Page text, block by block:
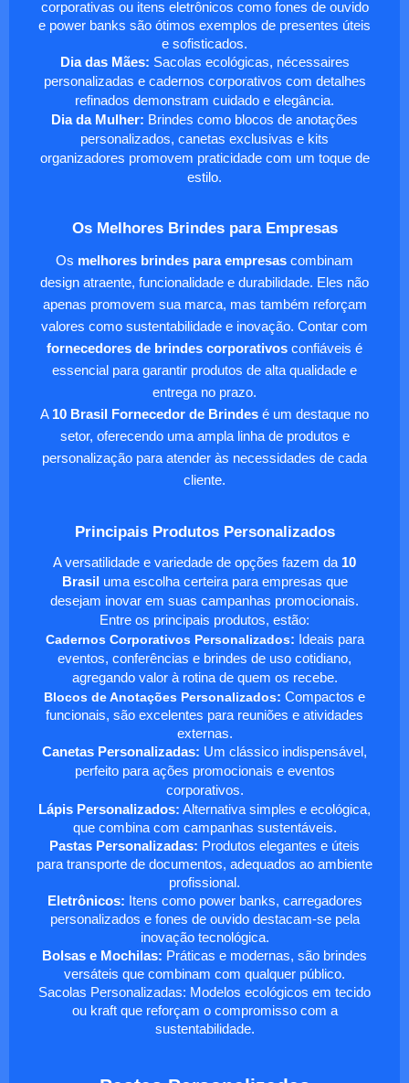
corporativas ou itens eletrônicos como fones de ouvido
e power banks são ótimos exemplos de presentes úteis
e sofisticados.
Dia das Mães: Sacolas ecológicas, nécessaires
personalizadas e cadernos corporativos com detalhes
refinados demonstram cuidado e elegância.
Dia da Mulher: Brindes como blocos de anotações
personalizados, canetas exclusivas e kits
organizadores promovem praticidade com um toque de
estilo.
Os Melhores Brindes para Empresas
Os melhores brindes para empresas combinam
design atraente, funcionalidade e durabilidade. Eles não
apenas promovem sua marca, mas também reforçam
valores como sustentabilidade e inovação. Contar com
fornecedores de brindes corporativos confiáveis é
essencial para garantir produtos de alta qualidade e
entrega no prazo.
A 10 Brasil Fornecedor de Brindes é um destaque no
setor, oferecendo uma ampla linha de produtos e
personalização para atender às necessidades de cada
cliente.
Principais Produtos Personalizados
A versatilidade e variedade de opções fazem da 10
Brasil uma escolha certeira para empresas que
desejam inovar em suas campanhas promocionais.
Entre os principais produtos, estão:
Cadernos Corporativos Personalizados: Ideais para
eventos, conferências e brindes de uso cotidiano,
agregando valor à rotina de quem os recebe.
Blocos de Anotações Personalizados: Compactos e
funcionais, são excelentes para reuniões e atividades
externas.
Canetas Personalizadas: Um clássico indispensável,
perfeito para ações promocionais e eventos
corporativos.
Lápis Personalizados: Alternativa simples e ecológica,
que combina com campanhas sustentáveis.
Pastas Personalizadas: Produtos elegantes e úteis
para transporte de documentos, adequados ao ambiente
profissional.
Eletrônicos: Itens como power banks, carregadores
personalizados e fones de ouvido destacam-se pela
inovação tecnológica.
Bolsas e Mochilas: Práticas e modernas, são brindes
versáteis que combinam com qualquer público.
Sacolas Personalizadas: Modelos ecológicos em tecido
ou kraft que reforçam o compromisso com a
sustentabilidade.